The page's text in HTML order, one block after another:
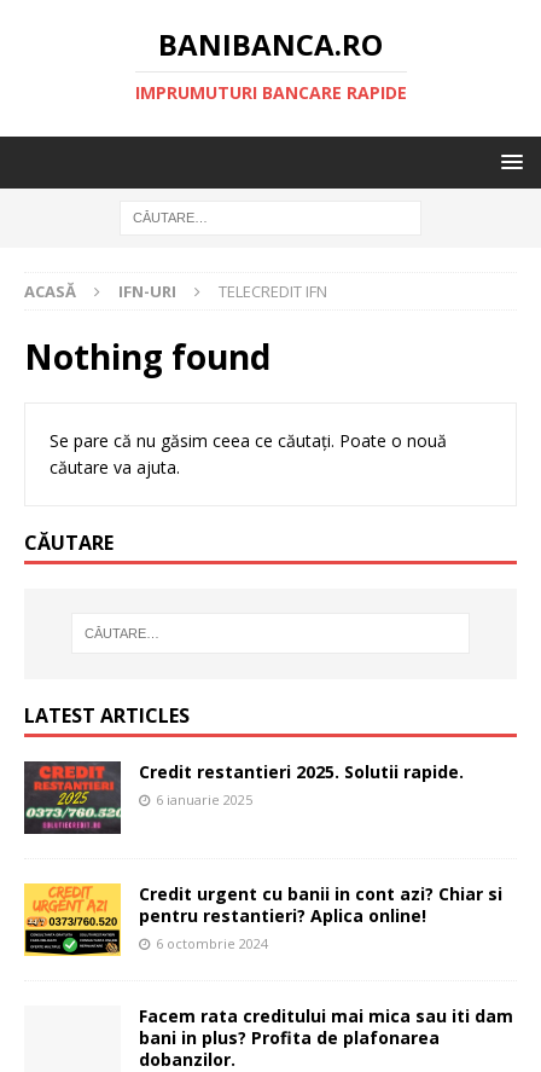
BANIBANCA.RO
IMPRUMUTURI BANCARE RAPIDE
ACASĂ IFN-URI TELECREDIT IFN
Nothing found
Se pare că nu găsim ceea ce căutați. Poate o nouă
căutare va ajuta.
CĂUTARE
LATEST ARTICLES
Credit restantieri 2025. Solutii rapide.
6 ianuarie 2025
Credit urgent cu banii in cont azi? Chiar si
pentru restantieri? Aplica online!
6 octombrie 2024
Facem rata creditului mai mica sau iti dam
bani in plus? Profita de plafonarea
dobanzilor.